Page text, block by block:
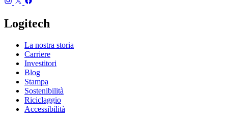
Logitech
La nostra storia
Carriere
Investitori
Blog
Stampa
Sostenibilità
Riciclaggio
Accessibilità